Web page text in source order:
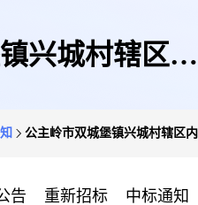
兴城村辖区内
公主岭市双城堡镇兴城村辖区
告 重新招标 中标通知